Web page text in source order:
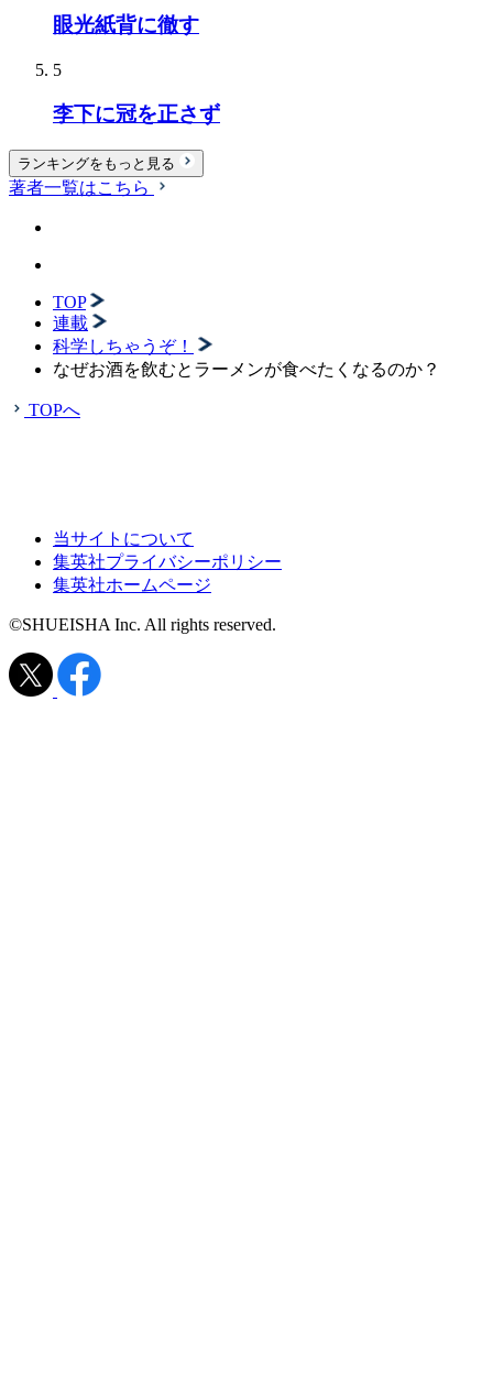
眼光紙背に徹す
5
李下に冠を正さず
ランキングをもっと見る
著者一覧はこちら
TOP
連載
科学しちゃうぞ！
なぜお酒を飲むとラーメンが食べたくなるのか？
TOPへ
当サイトについて
集英社プライバシーポリシー
集英社ホームページ
©SHUEISHA Inc. All rights reserved.